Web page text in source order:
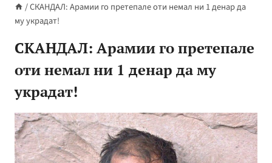
/СКАНДАЛ: Арамии го претепале оти немал ни 1 денар да
му украдат!
СКАНДАЛ: Арамии го претепале
оти немал ни 1 денар да му
украдат!